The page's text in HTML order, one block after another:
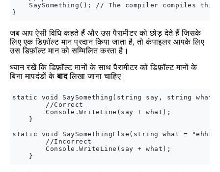
SaySomething(); // The compiler compiles
जब आप ऐसी विधि कहते हैं और उस पैरामीटर को छोड़ देते हैं जिसके
लिए एक डिफ़ॉल्ट मान प्रदान किया जाता है, तो कंपाइलर आपके लिए
उस डिफ़ॉल्ट मान को सम्मिलित करता है।
ध्यान रखें कि डिफ़ॉल्ट मानों के साथ पैरामीटर को डिफ़ॉल्ट मानों के
बिना मापदंडों केबादलिखा जाना चाहिए।
static void SaySomething(string say, string what
        //Correct
        Console.WriteLine(say + what);
    }
static void SaySomethingElse(string what =
        //Incorrect
        Console.WriteLine(say + what);